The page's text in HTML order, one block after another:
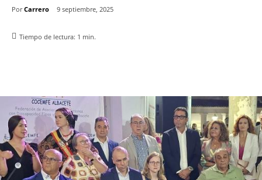
Por Carrero 9 septiembre, 2025
Tiempo de lectura: 1 min.